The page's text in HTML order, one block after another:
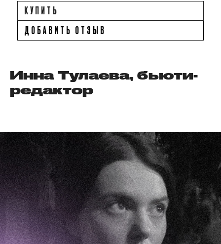
КУПИТЬ
ДОБАВИТЬ ОТЗЫВ
Инна Тулаева, бьюти-
редактор